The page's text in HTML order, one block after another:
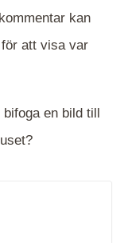
kan
att visa var
en bild till